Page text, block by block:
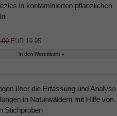
in kontaminierten pflanzlichen
EUR 19,95
über die Erfassung und Analyse
in Naturwäldern mit Hilfe von
Stichproben